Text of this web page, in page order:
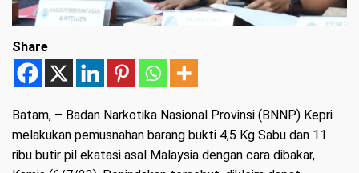
Share
Batam, – Badan Narkotika Nasional Provinsi (BNNP) Kepri
melakukan pemusnahan barang bukti 4,5 Kg Sabu dan 11
ribu butir pil ekatasi asal Malaysia dengan cara dibakar,